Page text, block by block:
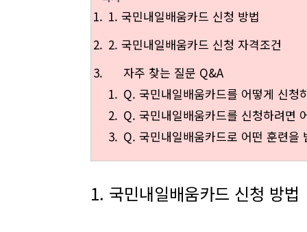
1. 국민내일배움카드 신청 방법
2. 국민내일배움카드 신청 자격조건
자주 찾는 질문 Q&A
Q. 국민내일배움카드를 어떻게 신청
Q. 국민내일배움카드를 신청하려면
Q. 국민내일배움카드로 어떤 훈련을
1. 국민내일배움카드 신청 방법